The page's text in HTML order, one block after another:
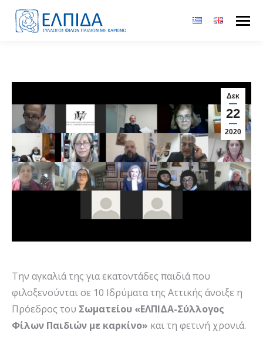
Δεκ
22
2020
Την αγκαλιά της για εκατοντάδες παιδιά που
φιλοξενούνται σε 10 Ιδρύματα της Αττικής άνοιξε η
Πρόεδρος του Σωματείου «ΕΛΠΙΔΑ-Σύλλογος
Φίλων Παιδιών με καρκίνο» και τη φετινή χρονιά.